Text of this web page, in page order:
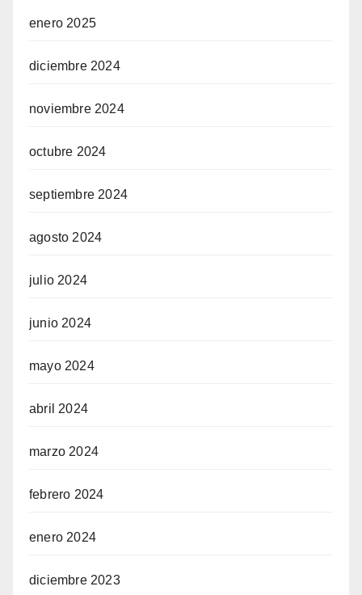
enero 2025
diciembre 2024
noviembre 2024
octubre 2024
septiembre 2024
agosto 2024
julio 2024
junio 2024
mayo 2024
abril 2024
marzo 2024
febrero 2024
enero 2024
diciembre 2023